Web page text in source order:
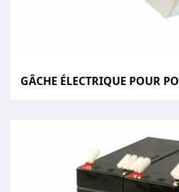
GÂCHE ÉLECTRIQUE POUR